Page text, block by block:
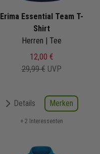
Erima Essential Team T-
Shirt
Herren | Tee
12,00 €
29,99 € UVP
Details Merken
+ 2 Interessenten